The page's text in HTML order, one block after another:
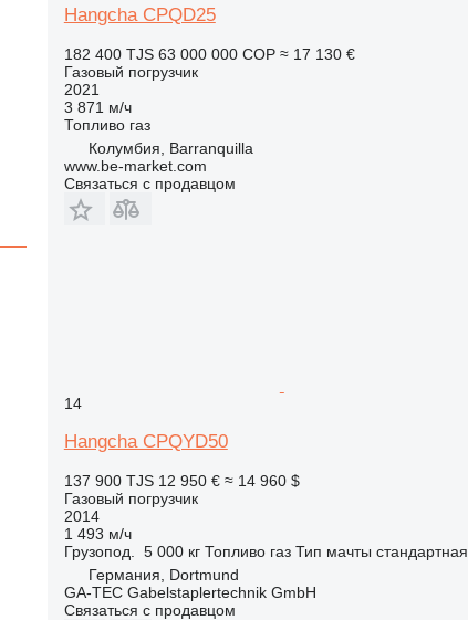
Hangcha CPQD25
182 400 TJS 63 000 000 COP ≈ 17 130 €
Газовый погрузчик
2021
3 871 м/ч
Топливо газ
Колумбия, Barranquilla
www.be-market.com
Связаться с продавцом
14
Hangcha CPQYD50
137 900 TJS 12 950 € ≈ 14 960 $
Газовый погрузчик
2014
1 493 м/ч
Грузопод.
5 000 кг Топливо газ Тип мачты стандартная
Германия, Dortmund
GA-TEC Gabelstaplertechnik GmbH
Связаться с продавцом